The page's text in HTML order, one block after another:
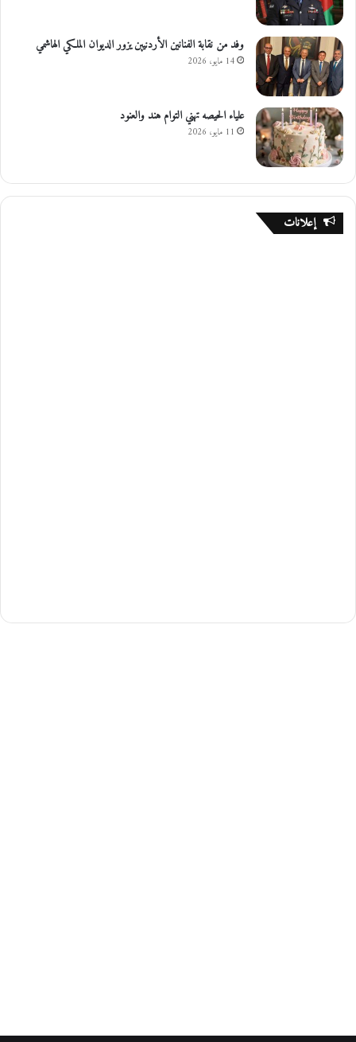
وفد من نقابة الفنانين الأردنيين يزور الديوان الملكي الهاشمي
14 مايو، 2026
علياء الحيصه تهني التوام هند والعنود
11 مايو، 2026
إعلانات